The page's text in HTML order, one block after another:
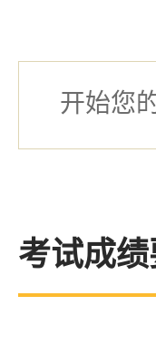
开始您
考试成